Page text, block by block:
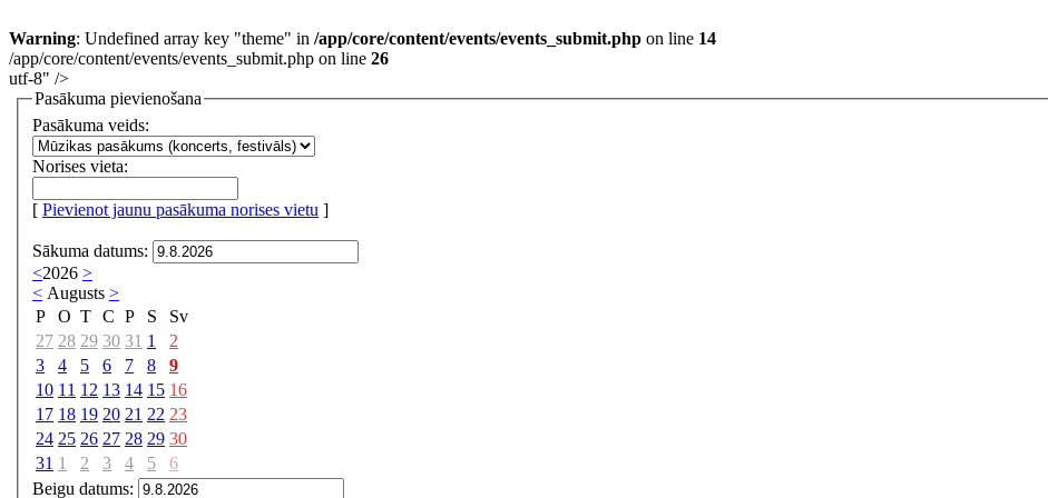
Warning: Undefined array key "theme" in /app/core/content/events/events_submit.php on line 14
/app/core/content/events/events_submit.php on line 26
utf-8" />
Pasākuma pievienošana
Pasākuma veids:
Norises vieta:
[ Pievienot jaunu pasākuma norises vietu ]
Sākuma datums:
<2026 >
< Augusts >
P
O T C P S
Sv
27 28 29 30 31 1
2
3
4 5 6 7 8
9
10 11 12 13 14 15 16
17 18 19 20 21 22 23
24 25 26 27 28 29 30
31 1 2 3 4 5
6
Beigu datums: